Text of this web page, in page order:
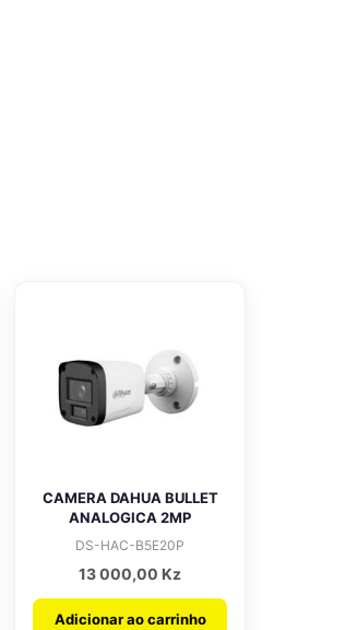
CAMERA DAHUA BULLET
ANALOGICA 2MP
DS-HAC-B5E20P
13 000,00 Kz
Adicionar ao carrinho